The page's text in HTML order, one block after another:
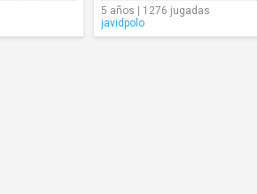
5 años | 1276 jugadas
javidpolo